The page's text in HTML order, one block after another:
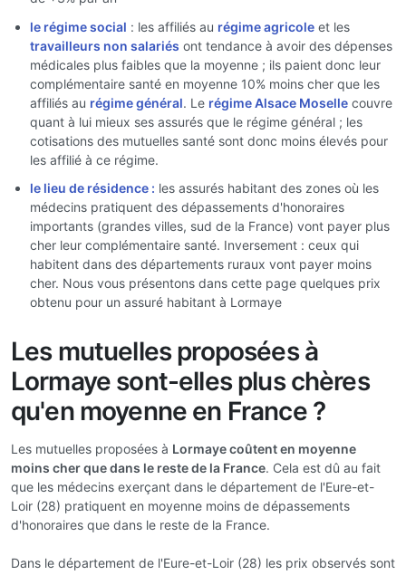
le régime social : les affiliés au régime agricole et les
travailleurs non salariés ont tendance à avoir des dépenses
médicales plus faibles que la moyenne ; ils paient donc leur
complémentaire santé en moyenne 10% moins cher que les
affiliés au régime général. Le régime Alsace Moselle couvre
quant à lui mieux ses assurés que le régime général ; les
cotisations des mutuelles santé sont donc moins élevés pour
les affilié à ce régime.
le lieu de résidence : les assurés habitant des zones où les
médecins pratiquent des dépassements d'honoraires
importants (grandes villes, sud de la France) vont payer plus
cher leur complémentaire santé. Inversement : ceux qui
habitent dans des départements ruraux vont payer moins
cher. Nous vous présentons dans cette page quelques prix
obtenu pour un assuré habitant à Lormaye
Les mutuelles proposées à
Lormaye sont-elles plus chères
qu'en moyenne en France ?
Les mutuelles proposées à Lormaye coûtent en moyenne
moins cher que dans le reste de la France. Cela est dû au fait
que les médecins exerçant dans le département de l'Eure-et-
Loir (28) pratiquent en moyenne moins de dépassements
d'honoraires que dans le reste de la France.
Dans le département de l'Eure-et-Loir (28) les prix observés sont